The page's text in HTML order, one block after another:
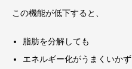
この機能が低下すると、
脂肪を分解しても
エネルギー化がうまくいかず